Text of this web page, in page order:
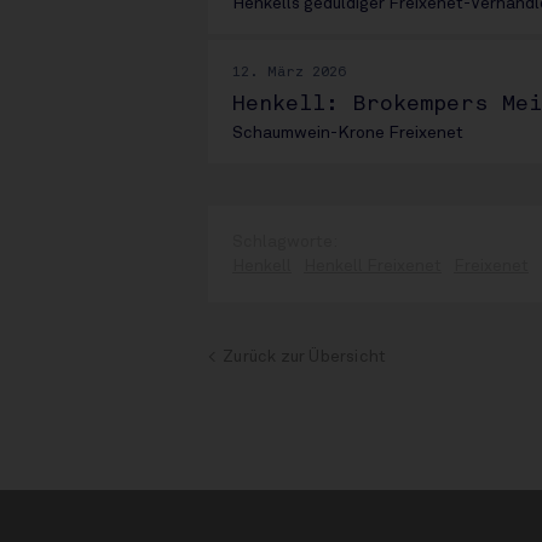
Henkells geduldiger Freixenet-
12. März 2026
Henkell: Brokempers
Schaumwein-Krone Freixenet